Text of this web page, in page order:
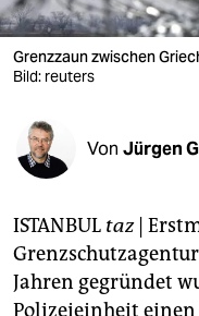
verlag
veranstaltungen
fragen & hilfe
unterstützen
abo
genossenschaft
Grenzzaun zwischen
Bild: reuters
Von Jürgen
ISTANBUL taz|
Jahren gegründet
Polizeieinheit